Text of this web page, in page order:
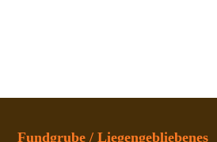
Fundgrube / Liegengebliebenes